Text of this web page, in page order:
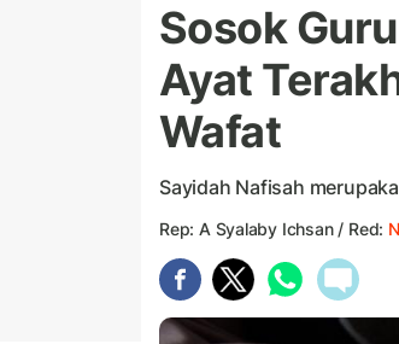
Sosok
Ayat
Wafat
Sayidah Nafisah
Rep: A Syalaby Ichsan / Red: